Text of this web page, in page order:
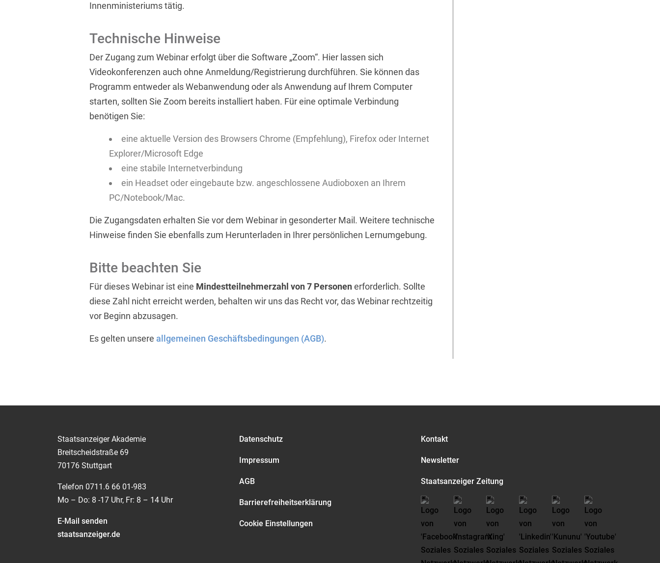
Innenministeriums tätig.
Technische Hinweise
Der Zugang zum Webinar erfolgt über die Software „Zoom“. Hier lassen sich
Videokonferenzen auch ohne Anmeldung/Registrierung durchführen. Sie können das
Programm entweder als Webanwendung oder als Anwendung auf Ihrem Computer
starten, sollten Sie Zoom bereits installiert haben. Für eine optimale Verbindung
benötigen Sie:
eine aktuelle Version des Browsers Chrome (Empfehlung), Firefox oder Internet
Explorer/Microsoft Edge
eine stabile Internetverbindung
ein Headset oder eingebaute bzw. angeschlossene Audioboxen an Ihrem
PC/Notebook/Mac.
Die Zugangsdaten erhalten Sie vor dem Webinar in gesonderter Mail. Weitere technische
Hinweise finden Sie ebenfalls zum Herunterladen in Ihrer persönlichen Lernumgebung.
Bitte beachten Sie
Für dieses Webinar ist eine Mindestteilnehmerzahl von 7 Personenerforderlich. Sollte
diese Zahl nicht erreicht werden, behalten wir uns das Recht vor, das Webinar rechtzeitig
vor Beginn abzusagen.
Es gelten unsere allgemeinen Geschäftsbedingungen (AGB).
Staatsanzeiger Akademie
Breitscheidstraße 69
70176 Stuttgart
Telefon 0711.6 66 01-983
Mo – Do: 8 -17 Uhr, Fr: 8 – 14 Uhr
E-Mail senden
staatsanzeiger.de
Datenschutz
Impressum
AGB
Barrierefreiheitserklärung
Cookie Einstellungen
Kontakt
Newsletter
Staatsanzeiger Zeitung